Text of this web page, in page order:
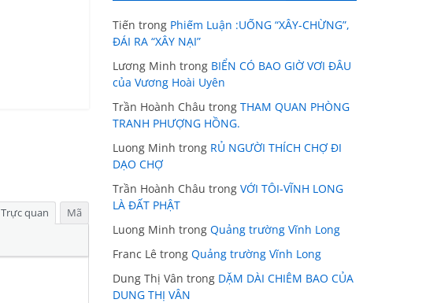
Trực quan Mã
Tiến trong Phiếm Luận :UỐNG “XÂY-CHỪNG”,
ĐÁI RA “XÂY NẠI”
Lương Minh trong BIỂN CÓ BAO GIỜ VƠI ĐÂU
của Vương Hoài Uyên
Trần Hoành Châu trong THAM QUAN PHÒNG
TRANH PHƯỢNG HỒNG.
Luong Minh trong RỦ NGƯỜI THÍCH CHỢ ĐI
DẠO CHỢ
Trần Hoành Châu trong VỚI TÔI-VĨNH LONG
LÀ ĐẤT PHẬT
Luong Minh trong Quảng trường Vĩnh Long
Franc Lê trong Quảng trường Vĩnh Long
Dung Thị Vân trong DẶM DÀI CHIÊM BAO CỦA
DUNG THỊ VÂN